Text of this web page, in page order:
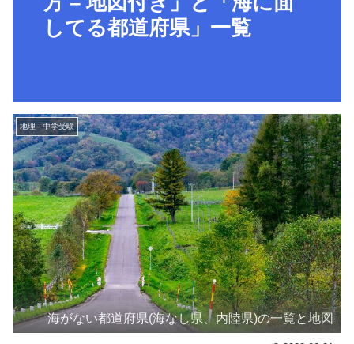
してる都道府県」一覧
地理 - 中学受験
海がない都道府県(海なし県、内陸県)の一覧と地図